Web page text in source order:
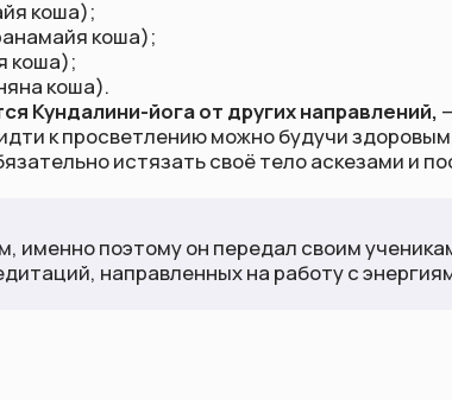
поэтому он передал своим ученикам огромное
направленных на работу с энергиями
Контакты
Документы